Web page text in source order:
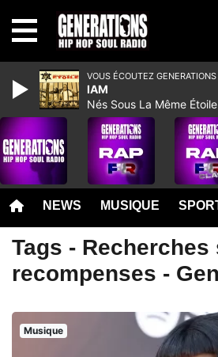
NEWS MUSIQUE
Tags - Recherches
recompenses -
Musique
VOUS ÉCOUTEZ GENERATIONS
IAM
Nés Sous La Même Étoile